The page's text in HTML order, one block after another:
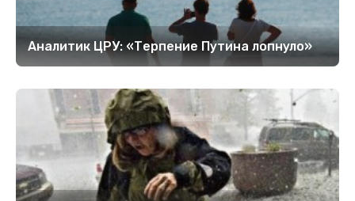
Аналитик ЦРУ: «Терпение Путина лопнуло»